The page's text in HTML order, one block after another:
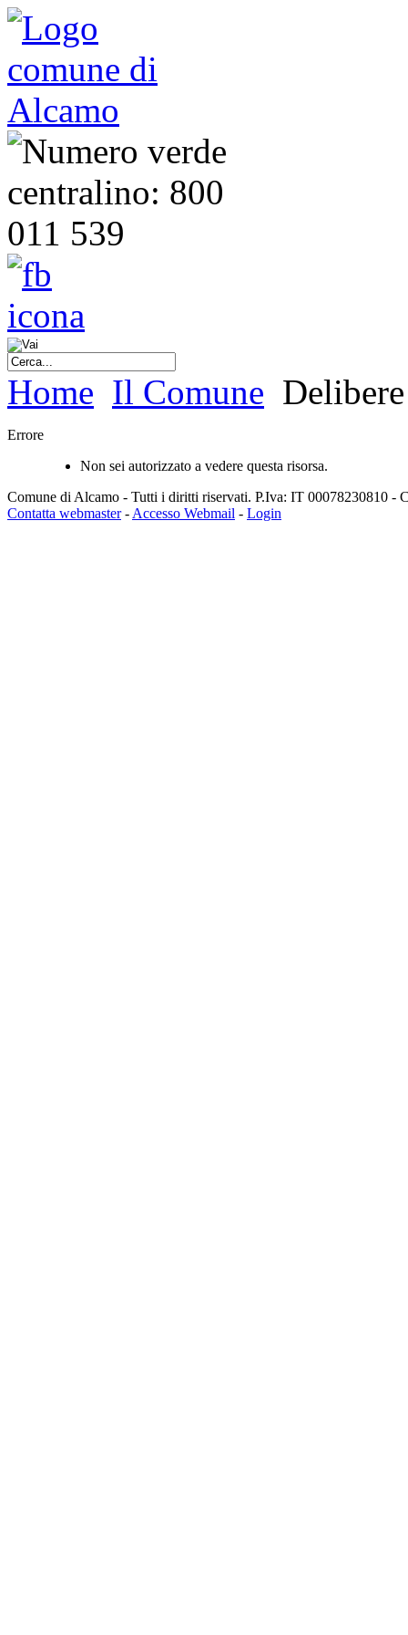
Home Il Comune
Errore
Non sei autorizzato a vedere questa risorsa.
Comune di Alcamo - Tutti i diritti riservati. P.Iva: IT 00078230810 -
Contatta webmaster- Accesso Webmail - Login